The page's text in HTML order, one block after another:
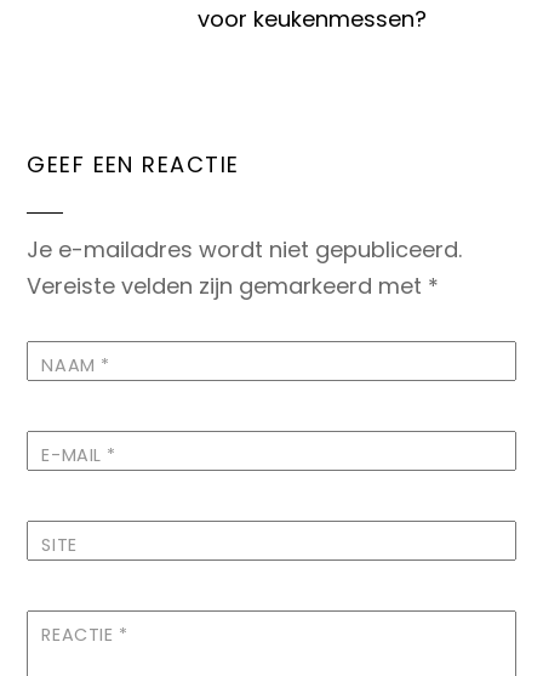
voor keukenmessen?
GEEF EEN REACTIE
Je e-mailadres wordt niet gepubliceerd.
Vereiste velden zijn gemarkeerd met *
NAAM *
E-MAIL *
SITE
REACTIE *